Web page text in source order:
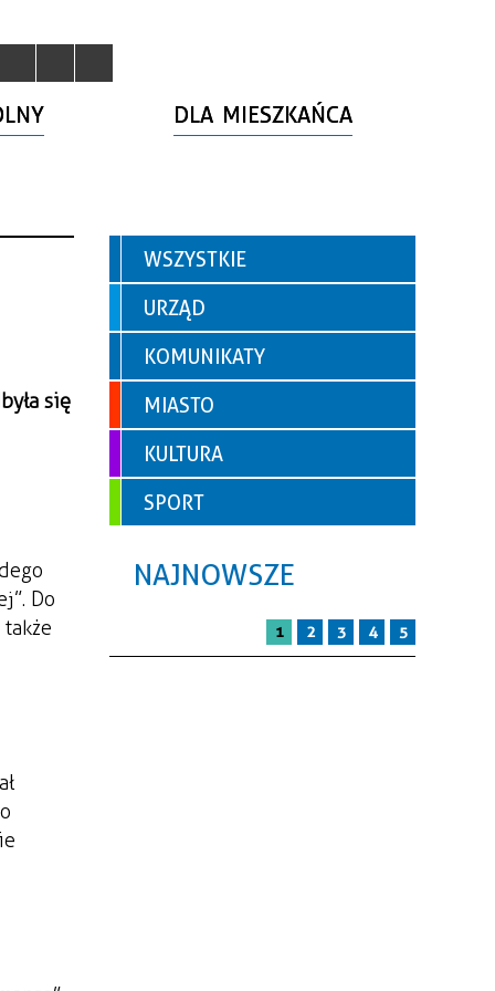
DLA MIESZKAŃCA
się
Do
WSZYSTKIE
URZĄD
KOMUNIKATY
MIASTO
KULTURA
SPORT
NAJNOWSZE
1 2 3 4 5